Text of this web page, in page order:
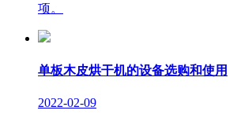
项。
单板木皮烘干机的设备选购和使用
2022-02-09